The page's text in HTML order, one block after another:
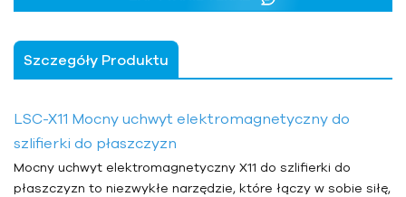
Szczegóły Produktu
LSC-X11 Mocny uchwyt elektromagnetyczny do
szlifierki do płaszczyzn
Mocny uchwyt elektromagnetyczny X11 do szlifierki do
płaszczyzn to niezwykłe narzędzie, które łączy w sobie siłę,